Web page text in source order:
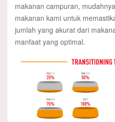
makanan campuran,
makanan kami untuk
jumlah yang akurat dari
manfaat yang optimal.